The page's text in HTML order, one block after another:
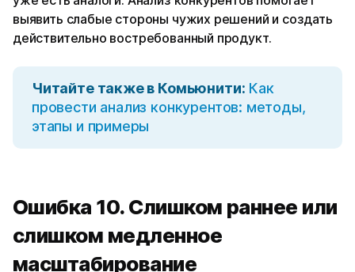
выявить слабые стороны чужих решений и создать
действительно востребованный продукт.
Читайте также в Комьюнити: Как
провести анализ конкурентов: методы,
этапы и примеры
Ошибка 10. Слишком раннее или
слишком медленное
масштабирование